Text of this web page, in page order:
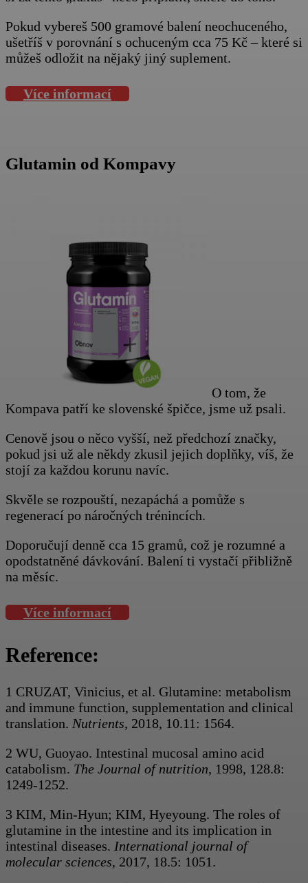
Pokud vybereš 500 gramové balení neochuceného,
ušetříš v porovnání s ochuceným cca 75 Kč – které si
můžeš odložit na nějaký jiný suplement.
Více informací
Glutamin od Kompavy
O tom, že
Kompava patří ke slovenské špičce, jsme už psali.
Cenově jsou o něco vyšší, než předchozí značky,
pokud jsi už ale někdy zkusil jejich doplňky, víš, že
stojí za každou korunu navíc.
Skvěle se rozpouští, nezapáchá a pomůže s
regenerací po náročných trénincích.
Doporučují denně cca 15 gramů, což je rozumné a
opodstatněné dávkování. Balení ti vystačí přibližně
na měsíc.
Více informací
Reference:
1 CRUZAT, Vinicius, et al. Glutamine: metabolism
and immune function, supplementation and clinical
translation. Nutrients, 2018, 10.11: 1564.
2 WU, Guoyao. Intestinal mucosal amino acid
catabolism. The Journal of nutrition, 1998, 128.8:
1249-1252.
3 KIM, Min-Hyun; KIM, Hyeyoung. The roles of
glutamine in the intestine and its implication in
intestinal diseases. International journal of
molecular sciences, 2017, 18.5: 1051.